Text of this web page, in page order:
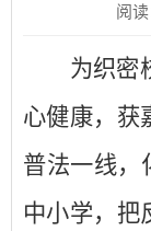
阅读
为织密
心健康，获
普法一线，
中小学，把